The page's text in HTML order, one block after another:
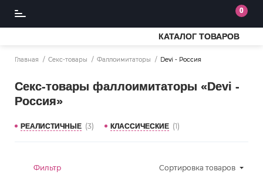
0
КАТАЛОГ ТОВАРОВ
Главная Секс-товары Фаллоимитаторы Devi - Россия
Секс-товары фаллоимитаторы «Devi -
Россия»
РЕАЛИСТИЧНЫЕ (3) КЛАССИЧЕСКИЕ (1)
Фильтр Сортировка товаров